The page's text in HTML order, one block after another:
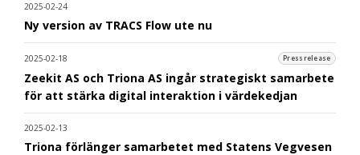
2025-02-24
Ny version av TRACS Flow ute nu
2025-02-18 Pressrelease
Zeekit AS och Triona AS ingår strategiskt samarbete
för att stärka digital interaktion i värdekedjan
2025-02-13
Triona förlänger samarbetet med Statens Vegvesen